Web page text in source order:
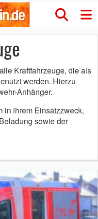
Kraftfahrzeuge, die als
werden. Hierzu
Anhänger.
in ihrem Einsatzzweck,
sowie der